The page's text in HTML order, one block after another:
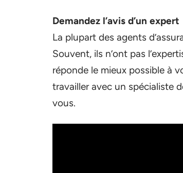
Demandez l’avis d’un expert
La plupart des agents
Souvent, ils n’ont pas
réponde le mieux possible à
travailler avec un spécialiste
vous.